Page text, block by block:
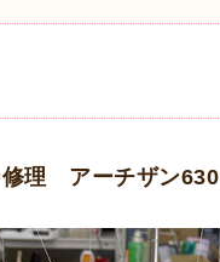
修理 アーチザン630